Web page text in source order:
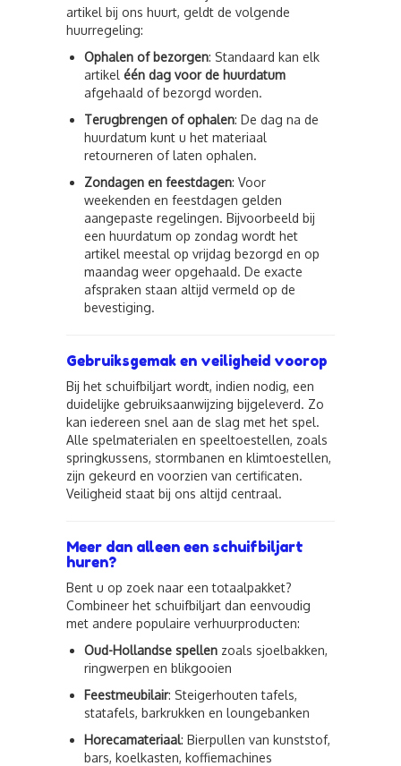
artikel bij ons huurt, geldt de volgende
huurregeling:
Ophalen of bezorgen: Standaard kan elk
artikel één dag voor de huurdatum
afgehaald of bezorgd worden.
Terugbrengen of ophalen: De dag na de
huurdatum kunt u het materiaal
retourneren of laten ophalen.
Zondagen en feestdagen: Voor
weekenden en feestdagen gelden
aangepaste regelingen. Bijvoorbeeld bij
een huurdatum op zondag wordt het
artikel meestal op vrijdag bezorgd en op
maandag weer opgehaald. De exacte
afspraken staan altijd vermeld op de
bevestiging.
Gebruiksgemak en veiligheid voorop
Bij het schuifbiljart wordt, indien nodig, een
duidelijke gebruiksaanwijzing bijgeleverd. Zo
kan iedereen snel aan de slag met het spel.
Alle spelmaterialen en speeltoestellen, zoals
springkussens, stormbanen en klimtoestellen,
zijn gekeurd en voorzien van certificaten.
Veiligheid staat bij ons altijd centraal.
Meer dan alleen een schuifbiljart
huren?
Bent u op zoek naar een totaalpakket?
Combineer het schuifbiljart dan eenvoudig
met andere populaire verhuurproducten:
Oud-Hollandse spellen zoals sjoelbakken,
ringwerpen en blikgooien
Feestmeubilair: Steigerhouten tafels,
statafels, barkrukken en loungebanken
Horecamateriaal: Bierpullen van kunststof,
bars, koelkasten, koffiemachines